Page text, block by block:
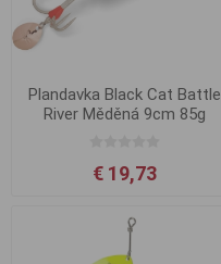
Plandavka Black Cat Battle
River Měděná 9cm 85g
€ 19,73